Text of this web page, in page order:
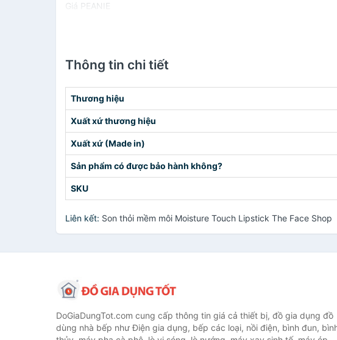
Giá PEANIE
Thông tin chi tiết
Thương hiệu
Xuất xứ thương hiệu
Xuất xứ (Made in)
Sản phẩm có được bảo hành không?
SKU
Liên kết: Son thỏi mềm môi Moisture Touch Lipstick The Face Shop
DoGiaDungTot.com cung cấp thông tin giá cả thiết bị, đồ gia dụng đồ
dùng nhà bếp như Điện gia dụng, bếp các loại, nồi điện, bình đun,